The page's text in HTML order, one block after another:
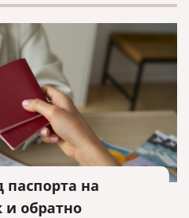
на
обратно